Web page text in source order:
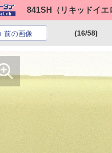
841SH（リキッドイエ
前の画像 (16/58)